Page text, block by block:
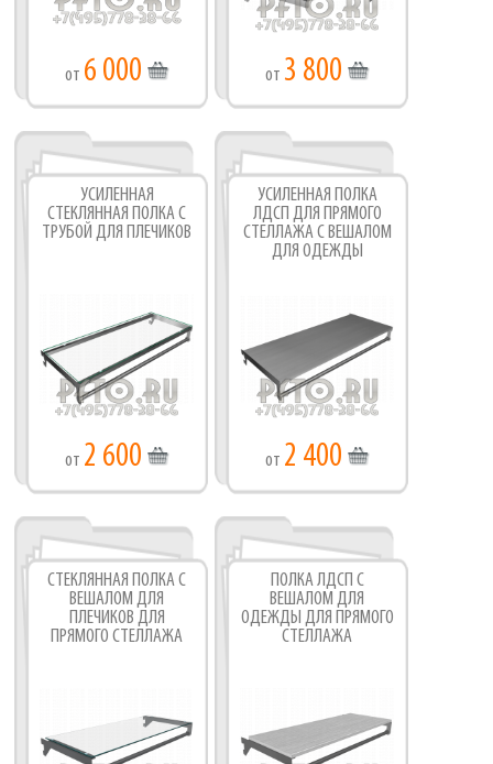
от 6 000 от 3 800
УСИЛЕННАЯ
СТЕКЛЯННАЯ ПОЛКА С
ТРУБОЙ ДЛЯ ПЛЕЧИКОВ
от 2 600
УСИЛЕННАЯ ПОЛКА
ЛДСП ДЛЯ ПРЯМОГО
СТЕЛЛАЖА С ВЕШАЛОМ
ДЛЯ ОДЕЖДЫ
от 2 400
СТЕКЛЯННАЯ ПОЛКА С
ВЕШАЛОМ ДЛЯ
ПЛЕЧИКОВ ДЛЯ
ПРЯМОГО СТЕЛЛАЖА
ПОЛКА ЛДСП С
ВЕШАЛОМ ДЛЯ
ОДЕЖДЫ ДЛЯ ПРЯМОГО
СТЕЛЛАЖА